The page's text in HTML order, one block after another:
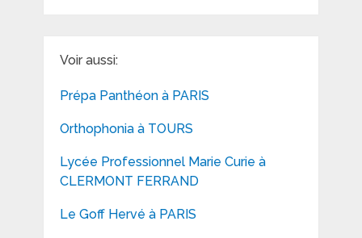
Voir aussi:
Prépa Panthéon à PARIS
Orthophonia à TOURS
Lycée Professionnel Marie Curie à
CLERMONT FERRAND
Le Goff Hervé à PARIS